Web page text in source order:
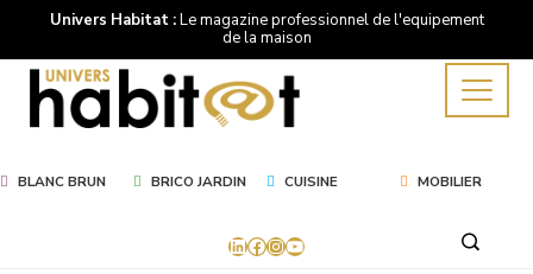
Univers Habitat :Le magazine professionnel de l'equipement
de la maison
BLANC BRUN BRICO JARDIN CUISINE MOBILIER
LinkedIn
Facebook
Instagram
YouTube